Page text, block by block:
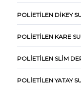
POLIETILEN DIKEY
POLIETILEN KARE
POLIETILEN SLIM
POLIETILEN YATAY